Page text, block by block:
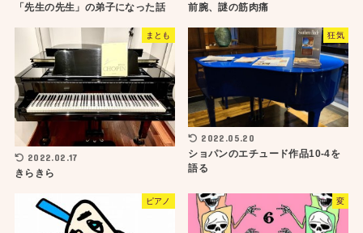
「先生の先生」の弟子になった話 前腕、謎の筋肉痛
まとも
2022.02.17
きらきら
狂気
2022.05.20
ショパンのエチュード作品10-4を
語る
ピアノ 変